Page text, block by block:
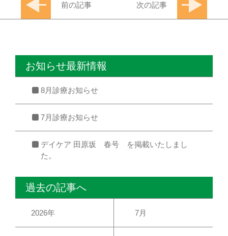
前の記事 次の記事
お知らせ最新情報
8月診療お知らせ
7月診療お知らせ
デイケア 田原坂 春号 を掲載いたしまし
た。
過去の記事へ
2026年 7月